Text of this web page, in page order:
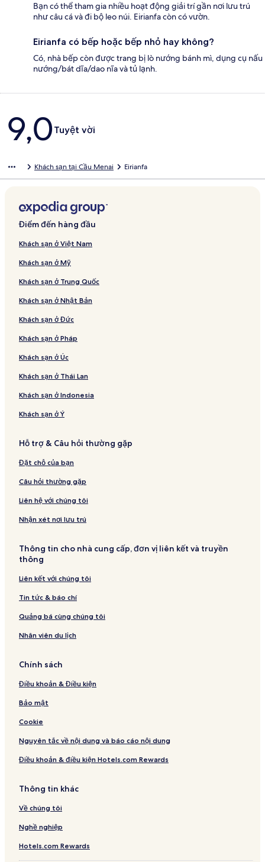
Bạn có thể tham gia nhiều hoạt động giải trí gần nơi lưu trú
như câu cá và đi bộ leo núi. Eirianfa còn có vườn.
Eirianfa có bếp hoặc bếp nhỏ hay không?
Có, nhà bếp còn được trang bị lò nướng bánh mì, dụng cụ nấu
nướng/bát dĩa/dao nĩa và tủ lạnh.
Nhận
xét
9,0Tuyệt vời
Khách sạn tại Cầu Menai Eirianfa
Điểm đến hàng đầu
Khách sạn ở Việt Nam
Khách sạn ở Mỹ
Khách sạn ở Trung Quốc
Khách sạn ở Nhật Bản
Khách sạn ở Đức
Khách sạn ở Pháp
Khách sạn ở Úc
Khách sạn ở Thái Lan
Khách sạn ở Indonesia
Khách sạn ở Ý
Hỗ trợ & Câu hỏi thường gặp
Đặt chỗ của bạn
Câu hỏi thường gặp
Liên hệ với chúng tôi
Nhận xét nơi lưu trú
Thông tin cho nhà cung cấp, đơn vị liên kết và truyền
thông
Liên kết với chúng tôi
Tin tức & báo chí
Quảng bá cùng chúng tôi
Nhân viên du lịch
Chính sách
Điều khoản & Điều kiện
Bảo mật
Cookie
Nguyên tắc về nội dung và báo cáo nội dung
Điều khoản & điều kiện Hotels.com Rewards
Thông tin khác
Về chúng tôi
Nghề nghiệp
Hotels.com Rewards